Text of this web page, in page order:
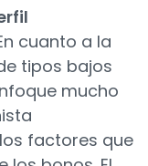
cuanto a la
tipos bajos
mucho
factores que